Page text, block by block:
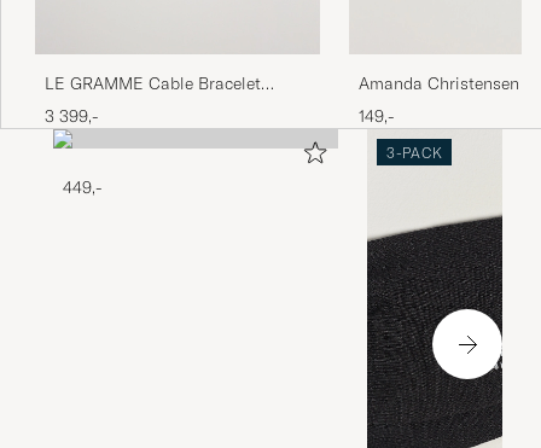
LE GRAMME Cable Bracelet
Brushed Sterling Silver 7g
3 399,-
Amanda Christensen
Holder Silver
149,-
449,-
3-PACK